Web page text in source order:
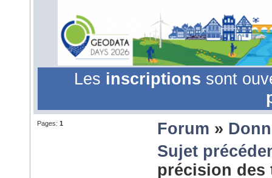
Les inscriptions sont
Pages: 1 Forum »
Sujet
précision